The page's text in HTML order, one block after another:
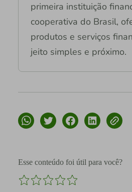
primeira instituição
cooperativa do Brasil,
produtos e serviços
jeito simples e próximo.
Esse conteúdo foi útil para você?